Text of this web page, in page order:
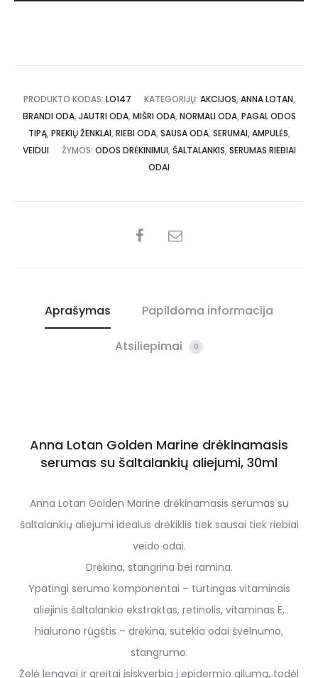
PRODUKTO KODAS: LO147 KATEGORIJŲ: AKCIJOS, ANNA LOTAN,
BRANDI ODA, JAUTRI ODA, MIŠRI ODA, NORMALI ODA, PAGAL ODOS
TIPĄ, PREKIŲ ŽENKLAI, RIEBI ODA, SAUSA ODA, SERUMAI, AMPULĖS,
VEIDUI
ŽYMOS: ODOS DRĖKINIMUI, ŠALTALANKIS, SERUMAS RIEBIAI
ODAI
Aprašymas Papildoma informacija
Atsiliepimai 0
Anna Lotan Golden Marine drėkinamasis
serumas su šaltalankių aliejumi, 30ml
Anna Lotan Golden Marine drėkinamasis serumas su
šaltalankių aliejumi idealus drėkiklis tiek sausai tiek riebiai
veido odai.
Drėkina, stangrina bei ramina.
Ypatingi serumo komponentai – turtingas vitaminais
aliejinis šaltalankio ekstraktas, retinolis, vitaminas E,
hialurono rūgštis – drėkina, sutekia odai švelnumo,
stangrumo.
Želė lengvai ir greitai įsiskverbia į epidermio gilumą, todėl